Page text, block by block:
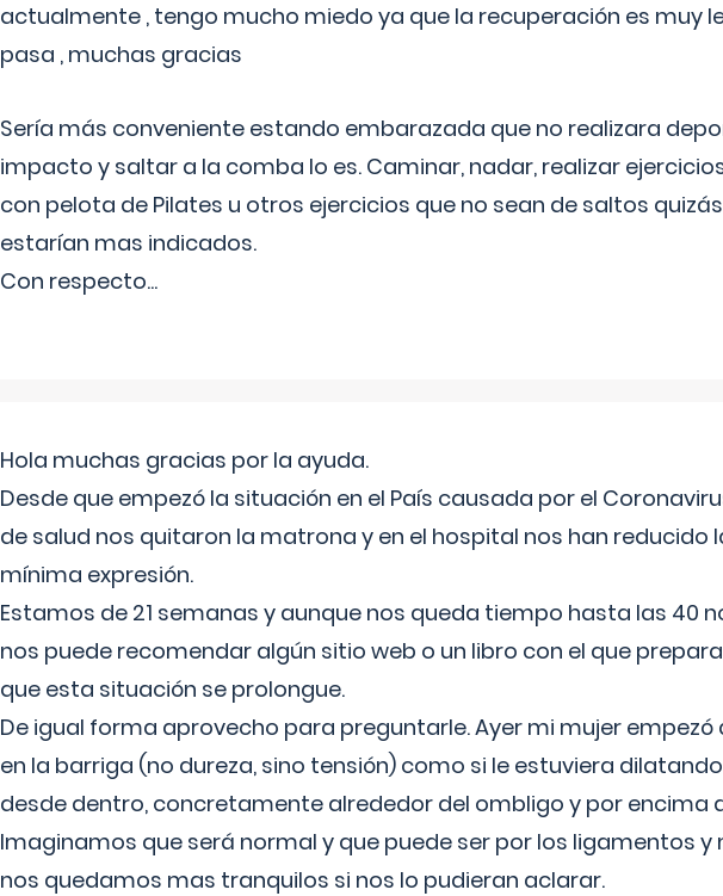
actualmente , tengo mucho miedo ya que la recuperación es muy
pasa , muchas gracias
Sería más conveniente estando embarazada que no realizara
impacto y saltar a la comba lo es. Caminar, nadar, realizar
con pelota de Pilates u otros ejercicios que no sean de saltos quizás
estarían mas indicados.
Con respecto...
Hola muchas gracias por la ayuda.
Desde que empezó la situación en el País causada por el
de salud nos quitaron la matrona y en el hospital nos han reducido
mínima expresión.
Estamos de 21 semanas y aunque nos queda tiempo hasta las 40
nos puede recomendar algún sitio web o un libro con el que
que esta situación se prolongue.
De igual forma aprovecho para preguntarle. Ayer mi mujer empezó
en la barriga (no dureza, sino tensión) como si le estuviera
desde dentro, concretamente alrededor del ombligo y por encima
Imaginamos que será normal y que puede ser por los ligamentos
nos quedamos mas tranquilos si nos lo pudieran aclarar.